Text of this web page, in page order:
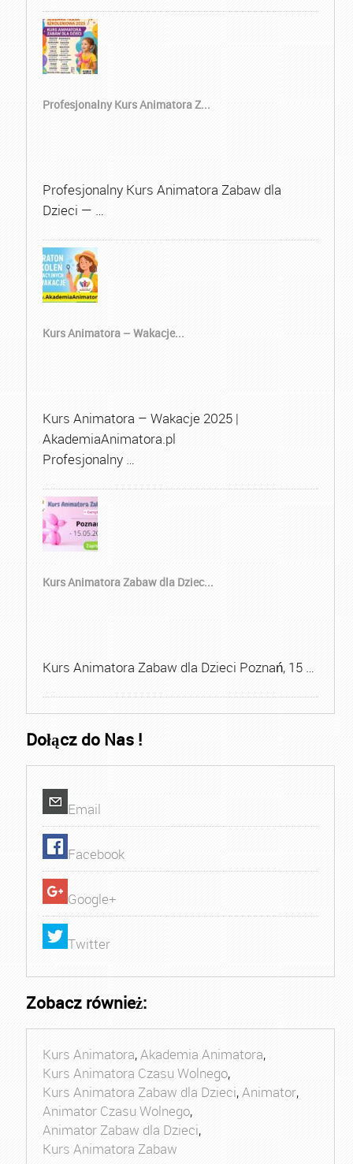
Profesjonalny Kurs Animatora Z...
Profesjonalny Kurs Animatora Zabaw dla
Dzieci — …
Kurs Animatora – Wakacje...
Kurs Animatora – Wakacje 2025 |
AkademiaAnimatora.pl
Profesjonalny …
Kurs Animatora Zabaw dla Dziec...
Kurs Animatora Zabaw dla Dzieci Poznań, 15 …
Dołącz do Nas !
Email
Facebook
Google+
Twitter
Zobacz również:
Kurs Animatora,Akademia Animatora,
Kurs Animatora Czasu Wolnego,
Kurs Animatora Zabaw dla Dzieci,Animator,
Animator Czasu Wolnego,
Animator Zabaw dla Dzieci,
Kurs Animatora Zabaw